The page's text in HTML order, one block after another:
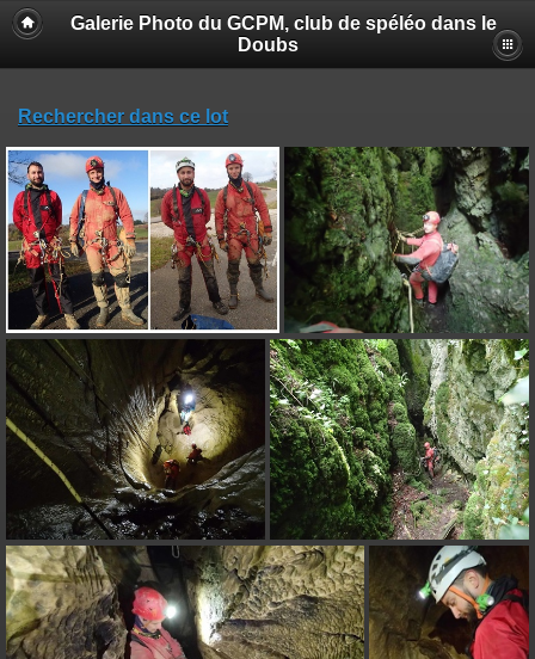
Galerie Photo du GCPM, club de spéléo dans le
Doubs
Rechercher dans ce lot